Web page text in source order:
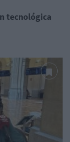
tecnológica